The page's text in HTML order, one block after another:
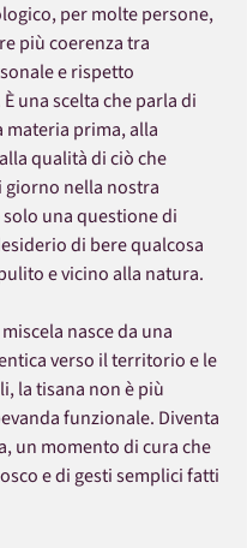
per molte persone,
più coerenza tra
e rispetto
una scelta che parla di
materia prima, alla
qualità di ciò che
nella nostra
una questione di
di bere qualcosa
e vicino alla natura.
nasce da una
verso il territorio e le
la tisana non è più
funzionale. Diventa
un momento di cura che
e di gesti semplici fatti